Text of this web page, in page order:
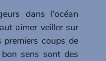
dans l'océan
aimer veiller sur
coups de
sens sont des